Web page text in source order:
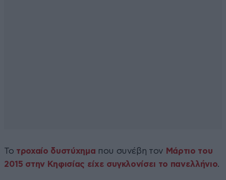
Το τροχαίο δυστύχημα που συνέβη τον Μάρτιο του
2015 στην Κηφισίας είχε συγκλονίσει το πανελλήνιο.